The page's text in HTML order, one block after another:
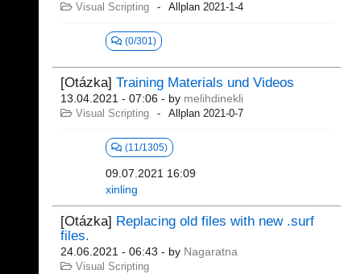
Visual Scripting Allplan 2021-1-4
(0/301)
[Otázka] Training Materials und Videos
13.04.2021 - 07:06 - by melihdinekli
Visual Scripting Allplan 2021-0-7
(11/1305)
09.07.2021 16:09
xinling
[Otázka] Replacing old files with new .surf
files.
24.06.2021 - 06:43 - by Nagaratna
Visual Scripting